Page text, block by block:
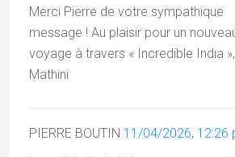
Merci Pierre de votre sympathique
message ! Au plaisir pour un
voyage à travers « Incredible India
Mathini
PIERRE BOUTIN 11/04/2026, 12:26